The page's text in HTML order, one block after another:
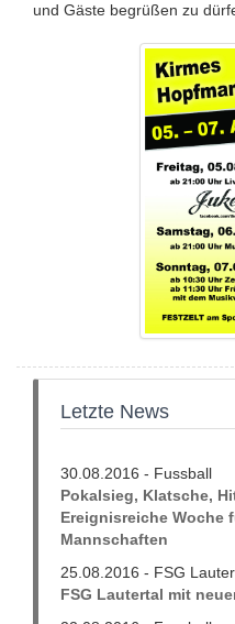
und Gäste begrüßen zu
Letzte News
30.08.2016 - Fussball
Pokalsieg, Klatsche,
Ereignisreiche Woche
Mannschaften
25.08.2016 - FSG
FSG Lautertal mit